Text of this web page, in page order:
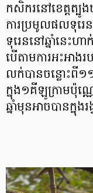
កសិករនៅខេត្តត្
ការប្រមូលផលទុរេ
ទុរេននៅឆ្នាំនេះហា
បើតាមការអះអាង
លក់បានចន្លោះពី
ក្នុង១គីឡូក្រាមប៉ុណ្
ឆ្នាំមុនអាចបានក្នុ